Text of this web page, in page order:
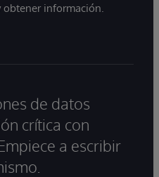
información.
de datos
crítica con
a escribir